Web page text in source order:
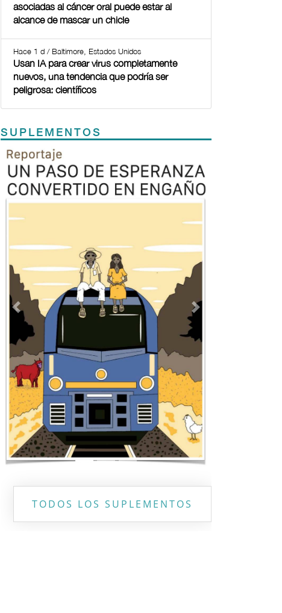
asociadas al cáncer oral puede estar al
alcance de mascar un chicle
Hace 1 d / Baltimore, Estados Unidos
Usan IA para crear virus completamente
nuevos, una tendencia que podría ser
peligrosa: científicos
SUPLEMENTOS
Previous Next
TODOS LOS SUPLEMENTOS